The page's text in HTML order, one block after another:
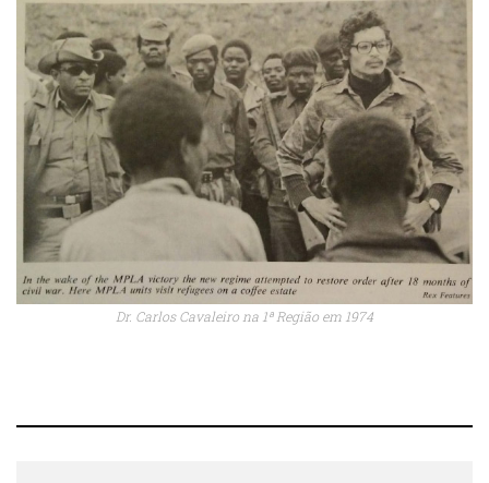
Dr. Carlos Cavaleiro na 1ª Região em 1974